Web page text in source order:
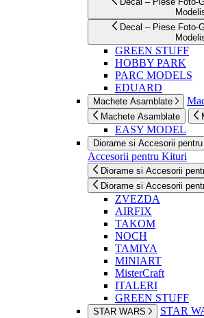
Decal – Piese Foto-Gravate și Zimmerit
GREEN STUFF
HOBBY PARK
PARC MODELS
EDUARD
Machete Asamblate
Machete Asamblate
EASY MODEL
Diorame si Accesorii
Accesorii pentru Kituri
Diorame si Accesorii
Diorame si Accesorii
ZVEZDA
AIRFIX
TAKOM
NOCH
TAMIYA
MINIART
MisterCraft
ITALERI
GREEN STUFF
STAR WARS STAR